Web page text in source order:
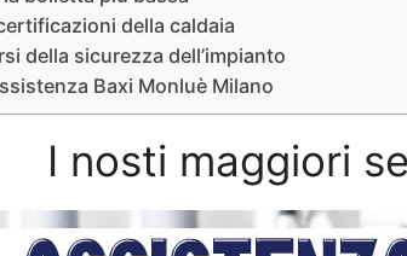
della caldaia
della sicurezza dell’impianto
Baxi Monluè Milano
I nosti maggiori